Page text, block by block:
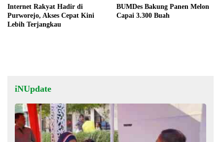
Internet Rakyat Hadir di
Purworejo, Akses Cepat Kini
Lebih Terjangkau
BUMDes Bakung Panen Melon
Capai 3.300 Buah
iNUpdate